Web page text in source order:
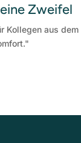
Zweifel
Kollegen aus